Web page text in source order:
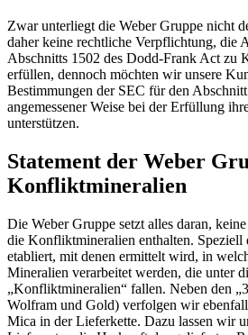
Zwar unterliegt die Weber Gruppe nicht
daher keine rechtliche Verpflichtung, die
Abschnitts 1502 des Dodd-Frank Act zu
erfüllen, dennoch möchten wir unsere
Bestimmungen der SEC für den
angemessener Weise bei der Erfüllung
unterstützen.
Statement der Weber
Konfliktmineralien
Die Weber Gruppe setzt alles daran,
die Konfliktmineralien enthalten. Speziell
etabliert, mit denen ermittelt wird, in
Mineralien verarbeitet werden, die unter
„Konfliktmineralien“ fallen. Neben den
Wolfram und Gold) verfolgen wir
Mica in der Lieferkette. Dazu lassen wir